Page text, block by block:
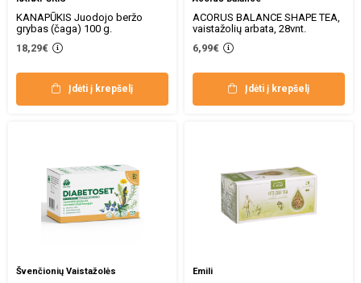
KANAPŪKIS Juodojo beržo
grybas (čaga) 100 g.
18,29€
Įdėti į krepšelį
ACORUS BALANCE SHAPE TEA,
vaistažolių arbata, 28vnt.
6,99€
Įdėti į krepšelį
Švenčionių Vaistažolės Emili